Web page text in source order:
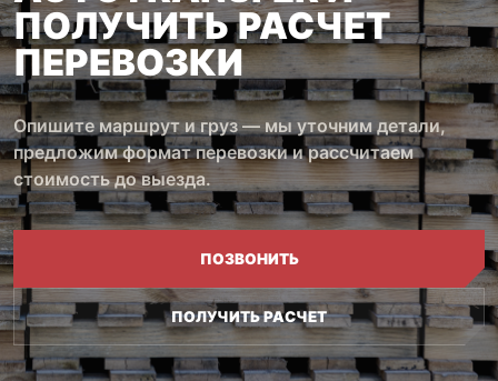
ПОЛУЧИТЬ РАСЧЕТ
ПЕРЕВОЗКИ
Опишите маршрут и груз — мы уточним детали,
предложим формат перевозки и рассчитаем
стоимость до выезда.
ПОЗВОНИТЬ
ПОЛУЧИТЬ РАСЧЕТ